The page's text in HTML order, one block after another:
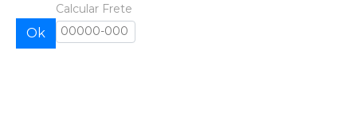
Calcular Frete
Ok